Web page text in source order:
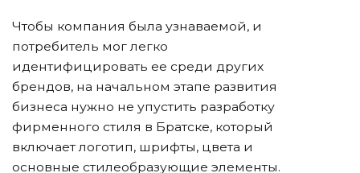
Чтобы компания была узнаваемой, и
потребитель мог легко
идентифицировать ее среди других
брендов, на начальном этапе развития
бизнеса нужно не упустить разработку
фирменного стиля в Братске, который
включает логотип, шрифты, цвета и
основные стилеобразующие элементы.